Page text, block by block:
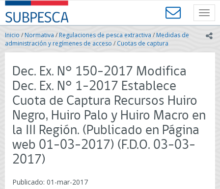
Contenido
principal
SUBPESCA
-
Subsecretaría
de
Pesca
Acuicultura
-
Gobierno
de
Chile
Inicio /Normativa / Regulaciones de pesca extractiva / Medidas de
administración y regímenes de acceso / Cuotas de captura
Dec. Ex. N° 150-2017 Modifica
Dec. Ex. N° 1-2017 Establece
Cuota de Captura Recursos Huiro
Negro, Huiro Palo y Huiro Macro en
la III Región. (Publicado en Página
web 01-03-2017) (F.D.O. 03-03-
2017)
Publicado: 01-mar-2017